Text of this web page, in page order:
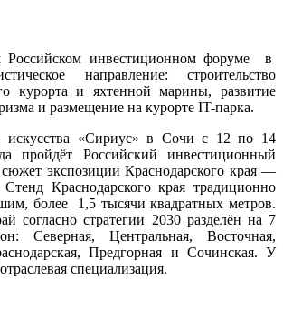
инвестиционном форуме в
направление: строительство
курорта и яхтенной марины, развитие
и размещение на курорте IT-парка.
«Сириус» в Сочи с 12 по 14
пройдёт Российский инвестиционный
экспозиции Краснодарского края —
Краснодарского края традиционно
более 1,5 тысячи квадратных метров.
согласно стратегии 2030 разделён на 7
Северная, Центральная, Восточная,
Предгорная и Сочинская. У
специализация.